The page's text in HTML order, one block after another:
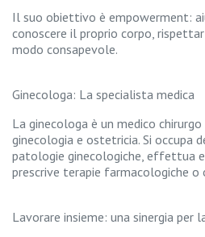
Il suo obiettivo è empowerment:
conoscere il proprio corpo,
modo consapevole.
Ginecologa: La specialista medica
La ginecologa è un medico
ginecologia e ostetricia. Si occupa
patologie ginecologiche, effettua
prescrive terapie farmacologiche o
Lavorare insieme: una sinergia per